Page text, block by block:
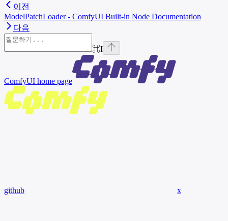
이전
ModelPatchLoader - ComfyUI Built-in Node Documentation
다음
⌘I
ComfyUI home page
github x